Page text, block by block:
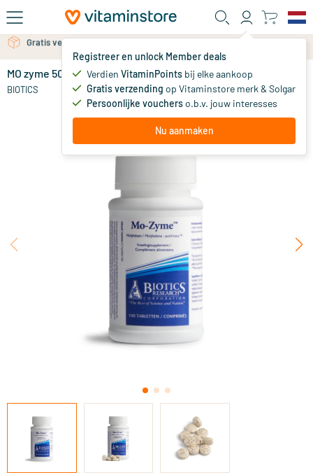
Ga naar de hoofdinhoud
Registreer en unlock Member deals
Verdien VitaminPoints bij elke aankoop
Gratis verzending op Vitaminstore merk & Solgar
Persoonlijke voucherso.b.v. jouw interesses
Nu aanmaken
Gratis persoonlijk advies via chat of email
MO zyme 50 mcg
BIOTICS